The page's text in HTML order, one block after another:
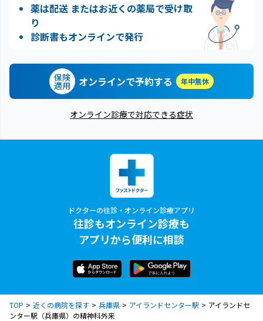
薬は配送 またはお近くの薬局で受け取
り
診断書もオンラインで発行
保険
適用 オンラインで予約する 年中無休
オンライン診療で対応できる症状
ドクターの往診・オンライン診療アプリ
往診もオンライン診療も
アプリから便利に相談
TOP 近くの病院を探す 兵庫県 アイランドセンター駅
アイランドセ
ンター駅（兵庫県）の精神科外来